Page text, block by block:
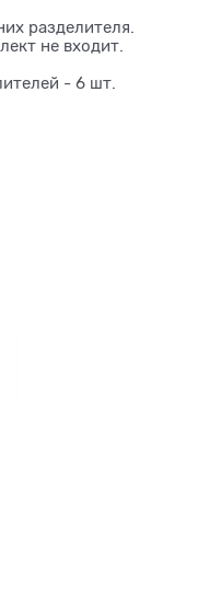
разделителя.
не входит.
- 6 шт.